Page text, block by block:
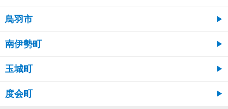
鳥羽市
南伊勢町
玉城町
度会町